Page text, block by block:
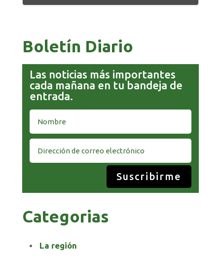
Boletín Diario
Las noticias más importantes
cada mañana en tu bandeja de
entrada.
Suscribirme
Categorias
La región